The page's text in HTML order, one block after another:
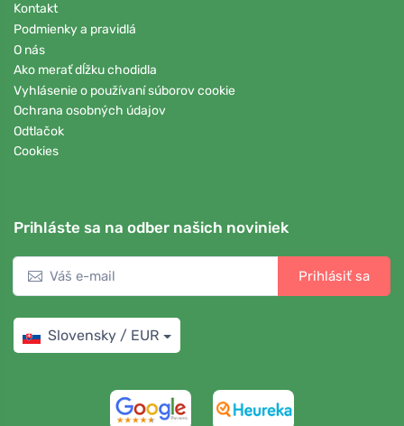
Kontakt
Podmienky a pravidlá
O nás
Ako merať dĺžku chodidla
Vyhlásenie o používaní súborov cookie
Ochrana osobných údajov
Odtlačok
Cookies
Prihláste sa na odber našich noviniek
Prihlásiť sa
Slovensky / EUR